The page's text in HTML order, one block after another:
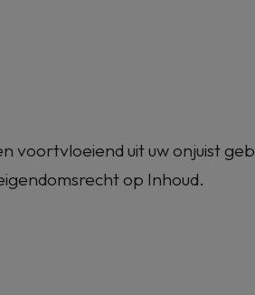
uit uw onjuist
op Inhoud.